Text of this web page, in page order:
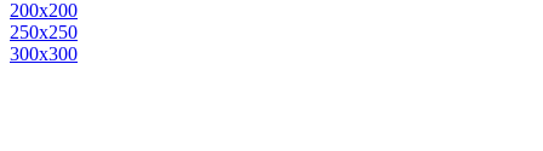
200х200
250х250
300х300